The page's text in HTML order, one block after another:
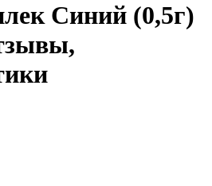
Синий (0,5г)